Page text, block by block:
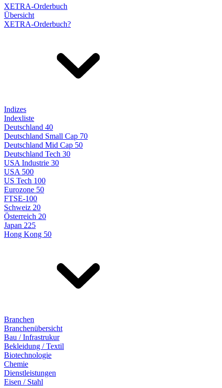
XETRA-Orderbuch
Übersicht
XETRA-Orderbuch?
Indizes
Indexliste
Deutschland 40
Deutschland Small Cap 70
Deutschland Mid Cap 50
Deutschland Tech 30
USA Industrie 30
USA 500
US Tech 100
Eurozone 50
FTSE-100
Schweiz 20
Österreich 20
Japan 225
Hong Kong 50
Branchen
Branchenübersicht
Bau / Infrastrukur
Bekleidung / Textil
Biotechnologie
Chemie
Dienstleistungen
Eisen / Stahl